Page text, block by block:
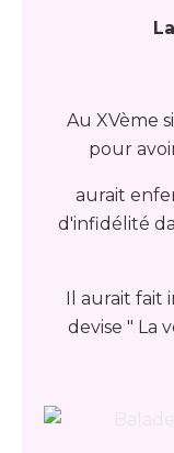
Au XVème
pour
aurait
d'infidélité
Il aurait fait
devise " La